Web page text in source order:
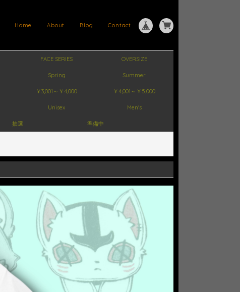
Contact
Blog
About
Home
FACE SERIES OVERSIZE
Spring Summer
￥3,001～￥4,000 ￥4,001～￥5,000
Unisex Men's
抽選 準備中